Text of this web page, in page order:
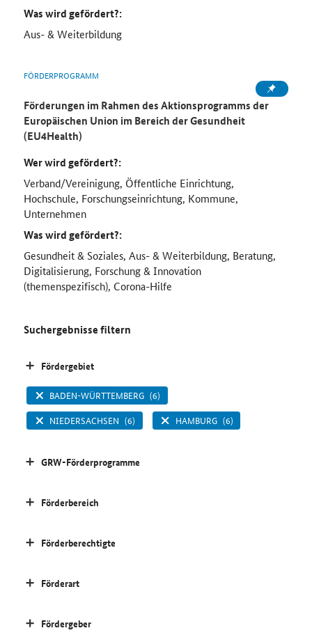
Was wird gefördert?:
Aus- & Weiterbildung
FÖRDERPROGRAMM
Förderungen im Rahmen des Aktionsprogramms der
Europäischen Union im Bereich der Gesundheit
(EU4Health)
Wer wird gefördert?:
Verband/Vereinigung, Öffentliche Einrichtung,
Hochschule, Forschungseinrichtung, Kommune,
Unternehmen
Was wird gefördert?:
Gesundheit & Soziales, Aus- & Weiterbildung, Beratung,
Digitalisierung, Forschung & Innovation
(themenspezifisch), Corona-Hilfe
Suchergebnisse filtern
Fördergebiet
BADEN-WÜRTTEMBERG (6)
NIEDERSACHSEN (6) HAMBURG (6)
GRW-Förderprogramme
Förderbereich
Förderberechtigte
Förderart
Fördergeber